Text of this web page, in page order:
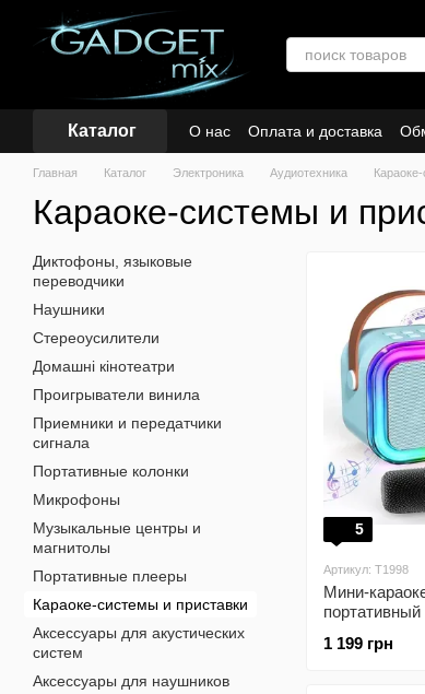
Перейти к основному контенту
Каталог О нас Оплата и доставка
Кредиты и рассрочка
Главная Каталог Электроника Аудиотехника
Караоке-системы и
5
Артикул: T1998
Мини-
Blue
1 199 грн
Диктофоны, языковые
переводчики
Наушники
Стереоусилители
Домашні кінотеатри
Проигрыватели винила
Приемники и передатчики
сигнала
Портативные колонки
Микрофоны
Музыкальные центры и
магнитолы
Портативные плееры
Караоке-системы и приставки
Аксессуары для акустических
систем
Аксессуары для наушников